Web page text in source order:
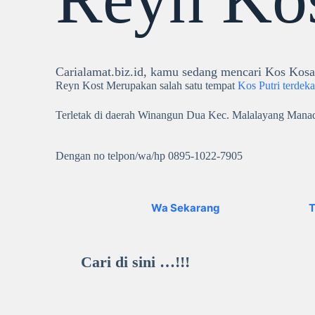
Carialamat.biz.id, kamu sedang mencari Kos
Reyn Kost Merupakan salah satu tempatKos Putri
Terletak di daerah Winangun Dua Kec. Malalayang
Dengan no telpon/wa/hp 0895-1022-7905
Wa Sekarang
Cari di sini …!!!